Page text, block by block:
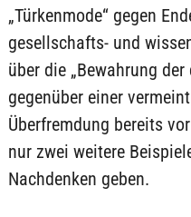
„Türkenmode“ gegen
gesellschafts- und
über die „Bewahrung
gegenüber einer
Überfremdung bereits
nur zwei weitere
Nachdenken geben.